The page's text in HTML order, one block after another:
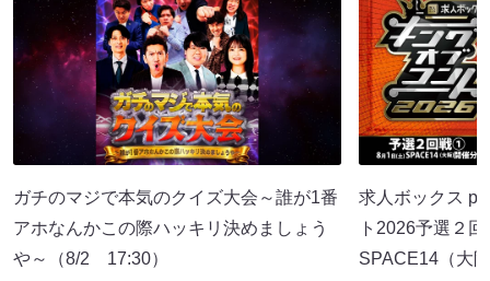
ガチのマジで本気のクイズ大会～誰が1番
アホなんかこの際ハッキリ決めましょう
や～（8/2 17:30）
求人ボックス
ト2026予選２
SPACE14（大